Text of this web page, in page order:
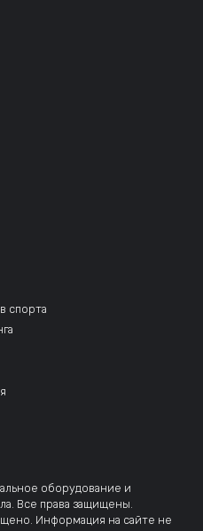
спорта
оборудование и
Все права защищены.
Информация на сайте не